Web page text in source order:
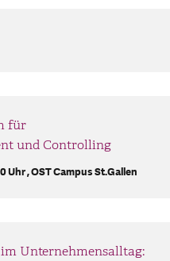
1
für
und Controlling
Uhr ,OST Campus St.Gallen
Unternehmensalltag: